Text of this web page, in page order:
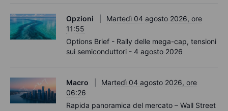
Opzioni
Martedì 04 agosto 2026, ore
11:55
Options Brief - Rally delle mega-cap, tensioni
sui semiconduttori - 4 agosto 2026
Macro
Martedì 04 agosto 2026, ore
06:26
Rapida panoramica del mercato – Wall Street